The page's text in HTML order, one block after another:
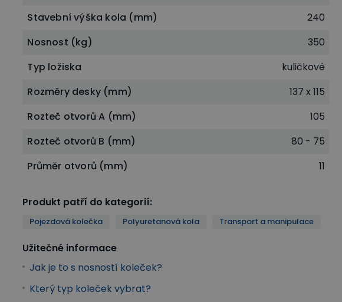
Stavební výška kola (mm)
240
Nosnost (kg)
350
Typ ložiska
kuličkové
Rozměry desky (mm)
137 x 115
Rozteč otvorů A (mm)
105
Rozteč otvorů B (mm)
80 - 75
Průměr otvorů (mm)
11
Produkt patří do kategorií:
Pojezdová kolečka Polyuretanová kola Transport a manipulace
Užitečné informace
Jak je to s nosností koleček?
Který typ koleček vybrat?